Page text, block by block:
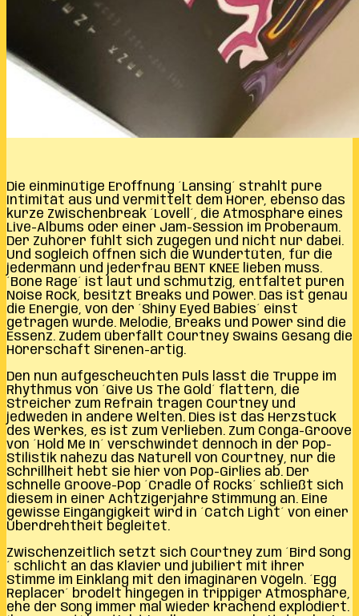
Die einminütige Eröffnung ´Lansing´ strahlt pure
Intimität aus und vermittelt dem Hörer, ebenso das
kurze Zwischenbreak ´Lovell´, die Atmosphäre eines
Live-Albums oder einer Jam-Session im Proberaum.
Der Zuhörer fühlt sich zugegen und nicht nur dabei.
Und sogleich öffnen sich die Wundertüten, für die
jedermann und jederfrau BENT KNEE lieben muss.
´Bone Rage´ ist laut und schmutzig, entfaltet puren
Noise Rock, besitzt Breaks und Power. Das ist genau
die Energie, von der ´Shiny Eyed Babies´ einst
getragen wurde. Melodie, Breaks und Power sind die
Essenz. Zudem überfällt Courtney Swains Gesang die
Hörerschaft Sirenen-artig.
Den nun aufgescheuchten Puls lässt die Truppe im
Rhythmus von ´Give Us The Gold´ flattern, die
Streicher zum Refrain tragen Courtney und
jedweden in andere Welten. Dies ist das Herzstück
des Werkes, es ist zum Verlieben. Zum Conga-Groove
von ´Hold Me In´ verschwindet dennoch in der Pop-
Stilistik nahezu das Naturell von Courtney, nur die
Schrillheit hebt sie hier von Pop-Girlies ab. Der
schnelle Groove-Pop ´Cradle Of Rocks´ schließt sich
diesem in einer Achtzigerjahre Stimmung an. Eine
gewisse Eingängigkeit wird in ´Catch Light´ von einer
Überdrehtheit begleitet.
Zwischenzeitlich setzt sich Courtney zum ´Bird Song
´ schlicht an das Klavier und jubiliert mit ihrer
Stimme im Einklang mit den imaginären Vögeln. ´Egg
Replacer´ brodelt hingegen in trippiger Atmosphäre,
ehe der Song immer mal wieder krachend explodiert.